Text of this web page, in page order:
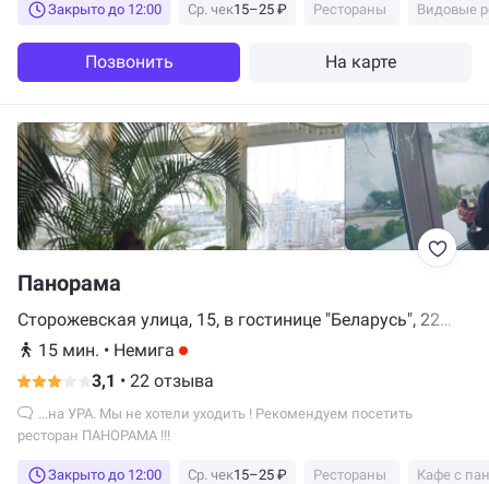
Закрыто до 12:00 Ср. чек15–25 ₽ Рестораны Видовые
Позвонить На карте
Панорама
Сторожевская улица, 15, в гостинице "Беларусь", 22
этаж, Минск
15 мин. • Немига
3,1 • 22 отзыва
ресторан ПАНОРАМА !!!
Закрыто до 12:00 Ср. чек15–25 ₽ Рестораны Кафе с